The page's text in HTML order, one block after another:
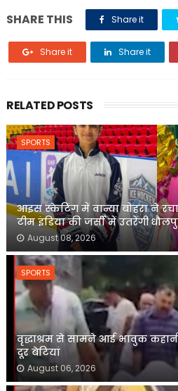
SHARE THIS Share it
Share it Share it
RELATED POSTS
SPORTS
आइस स्केटिंग में वान्या बोहरा ने
टीम इंडिया की जर्सी में उतरेंगी
August 08, 2026
SPORTS
वृद्धाश्रम से सामने आई भावुक
दूर बेटियां
August 06, 2026